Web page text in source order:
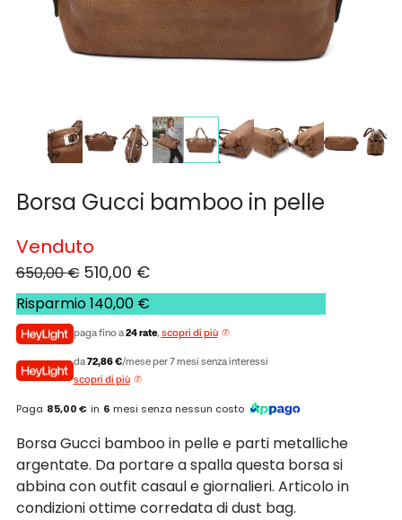
Borsa Gucci bamboo in pelle
650,00€ 510,00 €
Risparmio140,00 €
paga fino a24 rate, scopri di più
da72,86 €/mese per 7 mesi senza interessi
scopri di più
Paga 85,00 € in 6 mesi senza nessun costo
Venduto
Borsa Gucci bamboo in pelle e parti metalliche
argentate. Da portare a spalla questa borsa si
abbina con outfit casaul e giornalieri. Articolo in
condizioni ottime corredata di dust bag.